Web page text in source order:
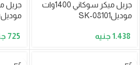
جريل ميكر سوكاني 1400وات
موديلSK-08101
1.438
موديلSK-08110
725